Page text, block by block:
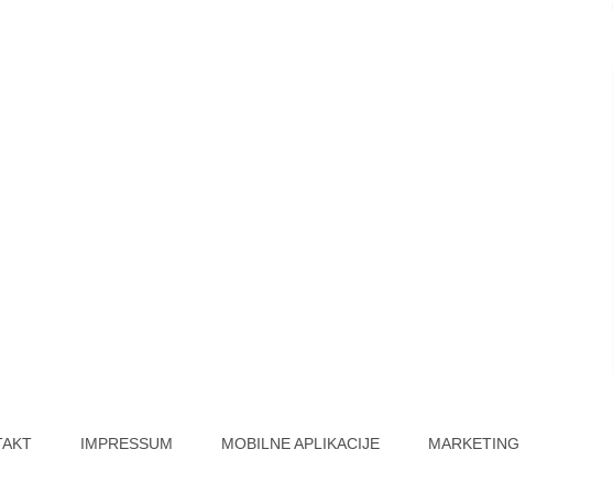
IMPRESSUM MOBILNE APLIKACIJE MARKETING